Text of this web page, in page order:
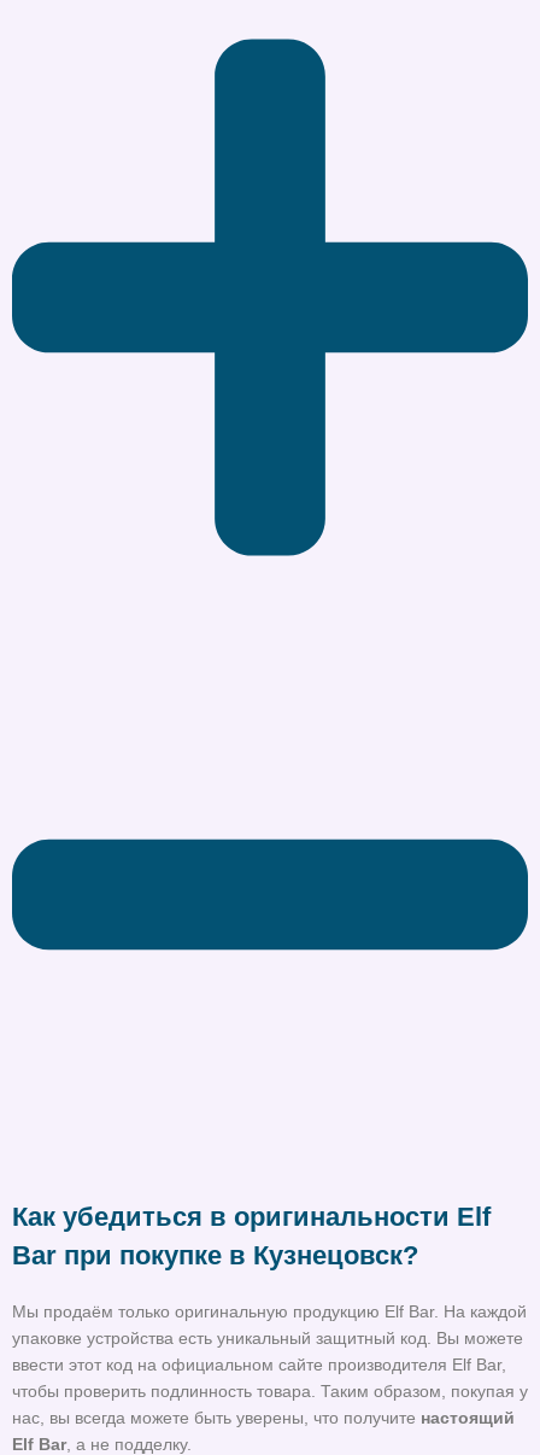
Как убедиться в оригинальности Elf
Bar при покупке в Кузнецовск?
Мы продаём только оригинальную продукцию Elf Bar. На каждой
упаковке устройства есть уникальный защитный код. Вы можете
ввести этот код на официальном сайте производителя Elf Bar,
чтобы проверить подлинность товара. Таким образом, покупая у
нас, вы всегда можете быть уверены, что получите настоящий
Elf Bar, а не подделку.